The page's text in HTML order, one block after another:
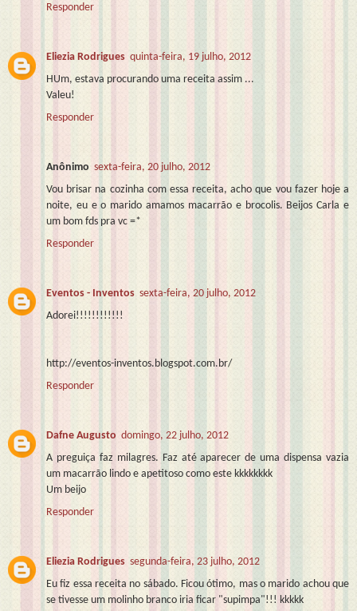
Responder
Eliezia Rodrigues quinta-feira, 19 julho, 2012
HUm, estava procurando uma receita assim ...
Valeu!
Responder
Anônimo sexta-feira, 20 julho, 2012
Vou brisar na cozinha com essa receita, acho que vou fazer hoje a
noite, eu e o marido amamos macarrão e brocolis. Beijos Carla e
um bom fds pra vc =*
Responder
Eventos - Inventos sexta-feira, 20 julho, 2012
Adorei!!!!!!!!!!!!
http://eventos-inventos.blogspot.com.br/
Responder
Dafne Augusto domingo, 22 julho, 2012
A preguiça faz milagres. Faz até aparecer de uma dispensa vazia
um macarrão lindo e apetitoso como este kkkkkkkk
Um beijo
Responder
Eliezia Rodrigues segunda-feira, 23 julho, 2012
Eu fiz essa receita no sábado. Ficou ótimo, mas o marido achou que
se tivesse um molinho branco iria ficar "supimpa"!!! kkkkk